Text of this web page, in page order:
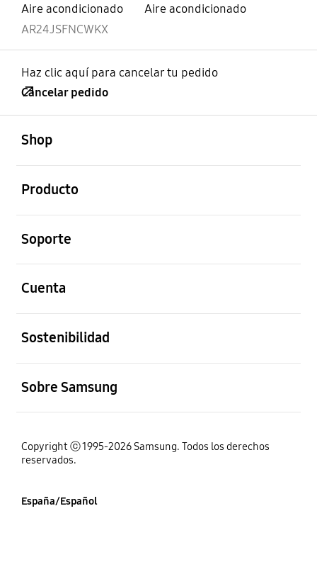
Aire acondicionado
Aire acondicionado
AR24JSFNCWKX
Haz clic aquí para cancelar tu pedido
Cancelar pedido
Shop
Producto
Soporte
Cuenta
Sostenibilidad
Sobre Samsung
Copyright ⓒ 1995-2026 Samsung. Todos los derechos
reservados.
España/Español